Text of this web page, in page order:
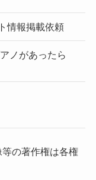
情報掲載依頼
ノがあったら
の著作権は各権